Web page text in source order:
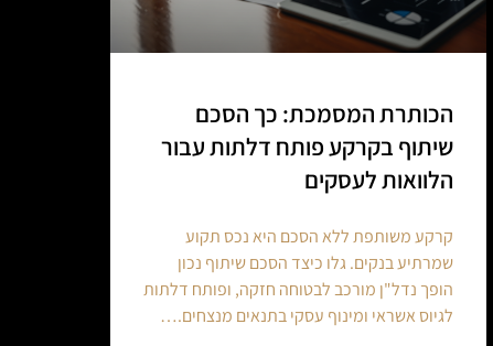
הכותרת המסמכת: כך הסכם
שיתוף בקרקע פותח דלתות עבור
הלוואות לעסקים
קרקע משותפת ללא הסכם היא נכס תקוע
שמרתיע בנקים. גלו כיצד הסכם שיתוף נכון
הופך נדל"ן מורכב לבטוחה חזקה, ופותח דלתות
לגיוס אשראי ומינוף עסקי בתנאים מנצחים.…